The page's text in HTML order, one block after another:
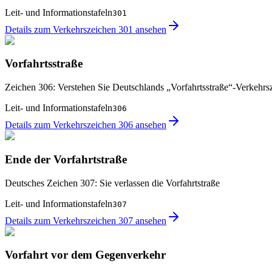
Leit- und Informationstafeln301
Details zum Verkehrszeichen 301 ansehen
Vorfahrtsstraße
Zeichen 306: Verstehen Sie Deutschlands „Vorfahrtsstraße“-
Leit- und Informationstafeln306
Details zum Verkehrszeichen 306 ansehen
Ende der Vorfahrtstraße
Deutsches Zeichen 307: Sie verlassen die Vorfahrtstraße
Leit- und Informationstafeln307
Details zum Verkehrszeichen 307 ansehen
Vorfahrt vor dem Gegenverkehr